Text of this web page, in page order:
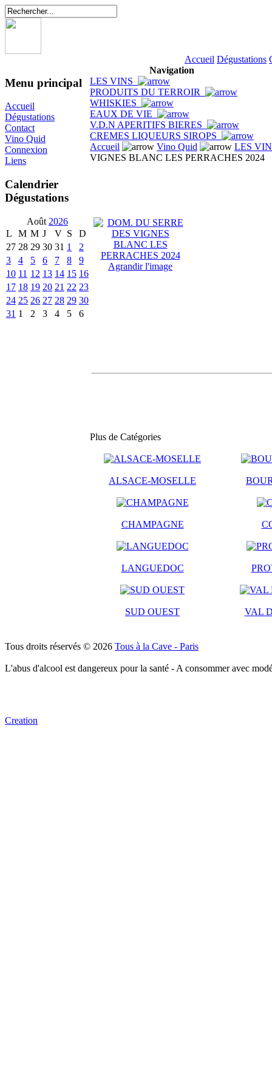
Accueil Dégustations
Menu principal
Accueil
Dégustations
Contact
Vino Quid
Connexion
Liens
Calendrier
Dégustations
Août 2026
L
M M J V S
D
27 28 29 30 31 1
2
3
4 5 6 7 8
9
10 11 12 13 14 15 16
17 18 19 20 21 22 23
24 25 26 27 28 29 30
31 1 2 3 4 5 6
Navigation
LES VINS
PRODUITS DU TERROIR
WHISKIES
EAUX DE VIE
V.D.N APERITIFS BIERES
CREMES LIQUEURS SIROPS
Accueil
Vino Quid
LES
VIGNES BLANC LES PERRACHES 2024
Agrandir l'image
Plus de Catégories
ALSACE-MOSELLE
CHAMPAGNE
LANGUEDOC
SUD OUEST VAL
Tous droits réservés © 2026 Tous à la Cave - Paris
L'abus d'alcool est dangereux pour la santé - A consommer avec
Creation